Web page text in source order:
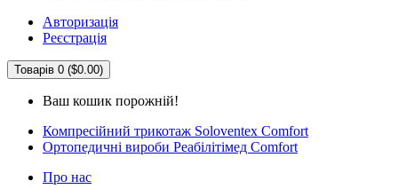
Авторизація
Реєстрація
Товарів 0 ($0.00)
Ваш кошик порожній!
Компресійний трикотаж Soloventex Comfort
Ортопедичні вироби Реабілітімед Comfort
Про нас